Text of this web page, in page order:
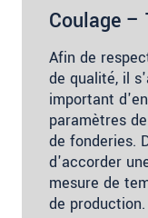
Coulage –
Afin de
de qualité, il
important
paramètres
de fonderies.
d'accorder
mesure de
de production.